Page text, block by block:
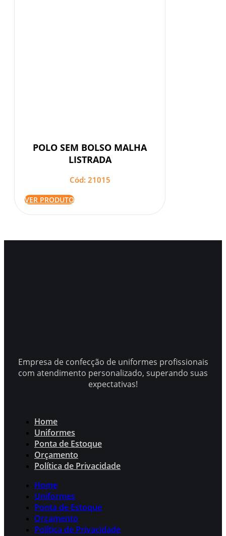
POLO SEM BOLSO MALHA
LISTRADA
Cód: 21015
VER PRODUTO
Empresa de confecção de uniformes profissionais
com atendimento personalizado, superando suas
expectativas!
Home
Uniformes
Ponta de Estoque
Orçamento
Política de Privacidade
Home
Uniformes
Ponta de Estoque
Orçamento
Política de Privacidade